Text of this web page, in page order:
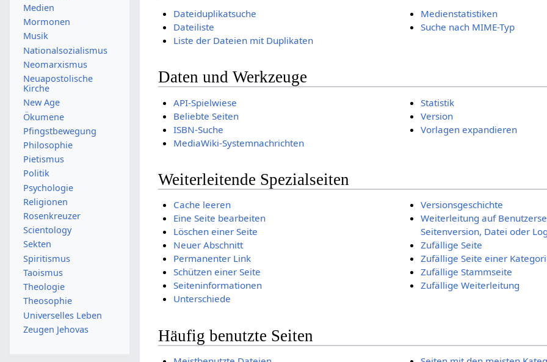
Dateiduplikatsuche
Dateiliste
Liste der Dateien mit Duplikaten
Medienstatistiken
Suche nach MIME-Typ
Daten und Werkzeuge
API-Spielwiese
Beliebte Seiten
ISBN-Suche
MediaWiki-Systemnachrichten
Statistik
Version
Vorlagen expandieren
Weiterleitende Spezialseiten
Cache leeren
Eine Seite bearbeiten
Löschen einer Seite
Neuer Abschnitt
Permanenter Link
Schützen einer Seite
Seiteninformationen
Unterschiede
Versionsgeschichte
Weiterleitung auf
Seitenversion, Datei oder
Zufällige Seite
Zufällige Seite einer
Zufällige Stammseite
Zufällige Weiterleitung
Häufig benutzte Seiten
Medien
Mormonen
Musik
Nationalsozialismus
Neomarxismus
Neuapostolische
Kirche
New Age
Ökumene
Pfingstbewegung
Philosophie
Pietismus
Politik
Psychologie
Religionen
Rosenkreuzer
Scientology
Sekten
Spiritismus
Taoismus
Theologie
Theosophie
Universelles Leben
Zeugen Jehovas